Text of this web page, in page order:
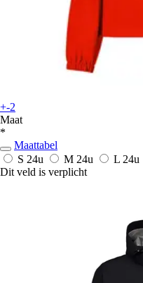
+-2
Maat
*
Maattabel
S 24u M 24u L 24u
Dit veld is verplicht